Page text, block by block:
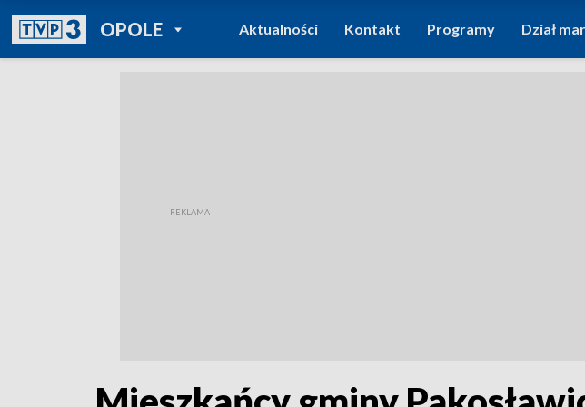
OPOLEPOWRÓT DO
TVP REGIONY
Aktualności Kontakt Programy Dział